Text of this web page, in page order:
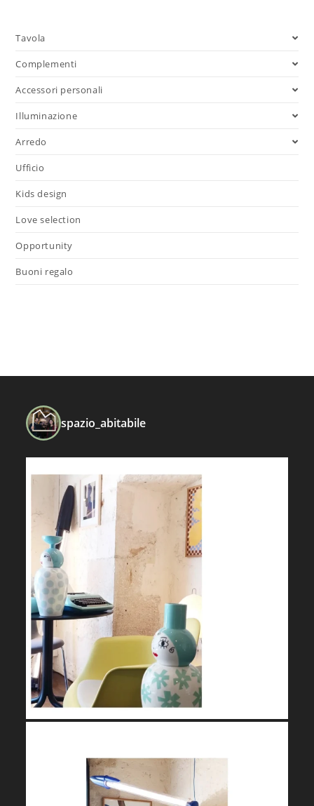
Tavola
Complementi
Accessori personali
Illuminazione
Arredo
Ufficio
Kids design
Love selection
Opportunity
Buoni regalo
spazio_abitabile